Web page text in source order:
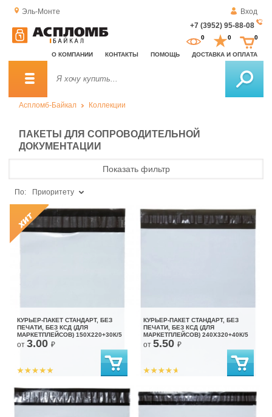
Эль-Монте
Вход
+7 (3952) 95-88-08
О КОМПАНИИ КОНТАКТЫ ПОМОЩЬ ДОСТАВКА И ОПЛАТА
0 0 0
Аспломб-Байкал Коллекции
ПАКЕТЫ ДЛЯ СОПРОВОДИТЕЛЬНОЙ
ДОКУМЕНТАЦИИ
Показать фильтр
По: Приоритету
КУРЬЕР-ПАКЕТ СТАНДАРТ, БЕЗ
ПЕЧАТИ, БЕЗ КСД (ДЛЯ
МАРКЕТПЛЕЙСОВ) 150X220+30К/5
от 3.00 ₽
КУРЬЕР-ПАКЕТ СТАНДАРТ, БЕЗ
ПЕЧАТИ, БЕЗ КСД (ДЛЯ
МАРКЕТПЛЕЙСОВ) 240X320+40К/5
от 5.50 ₽